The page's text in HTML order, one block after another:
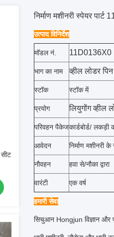
निर्माण मशीनरी स्पेयर
उत्पाद विनिर्देश
मॉडल नं. 11D0136X0
भाग का नाम व्हील लोडर पिन
स्टॉक स्टॉक में
प्रयोग लियुगोंग व्हील
परिवहन पैकेजकार्डबोर्ड/ लकड़ी
आवेदन निर्माण मशीनरी
नौवहन हवा से/नौका द्वारा
वारंटी एक वर्ष
हमारी सेवा
सिचुआन Hongjun विज्ञान और